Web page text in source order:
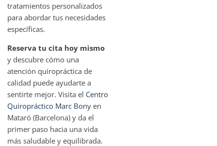
tratamientos personalizados
para abordar tus necesidades
específicas.
Reserva tu cita hoy mismo
y descubre cómo una
atención quiropráctica de
calidad puede ayudarte a
sentirte mejor. Visita el Centro
Quiropráctico Marc Bony en
Mataró (Barcelona) y da el
primer paso hacia una vida
más saludable y equilibrada.